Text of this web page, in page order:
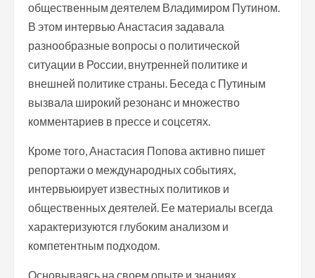
общественным деятелем Владимиром Путином.
В этом интервью Анастасия задавала
разнообразные вопросы о политической
ситуации в России, внутренней политике и
внешней политике страны. Беседа с Путиным
вызвала широкий резонанс и множество
комментариев в прессе и соцсетях.
Кроме того, Анастасия Попова активно пишет
репортажи о международных событиях,
интервьюирует известных политиков и
общественных деятелей. Ее материалы всегда
характеризуются глубоким анализом и
компетентным подходом.
Основываясь на своем опыте и знаниях,